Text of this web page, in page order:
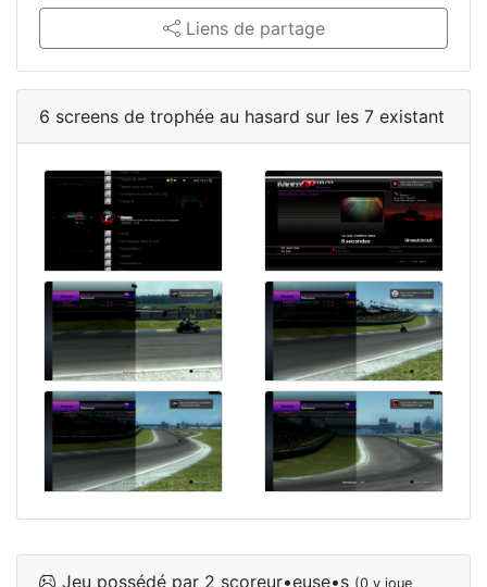
Liens de partage
6 screens de trophée au hasard sur les 7 existant
Jeu possédé par 2 scoreur•euse•s (0 y joue